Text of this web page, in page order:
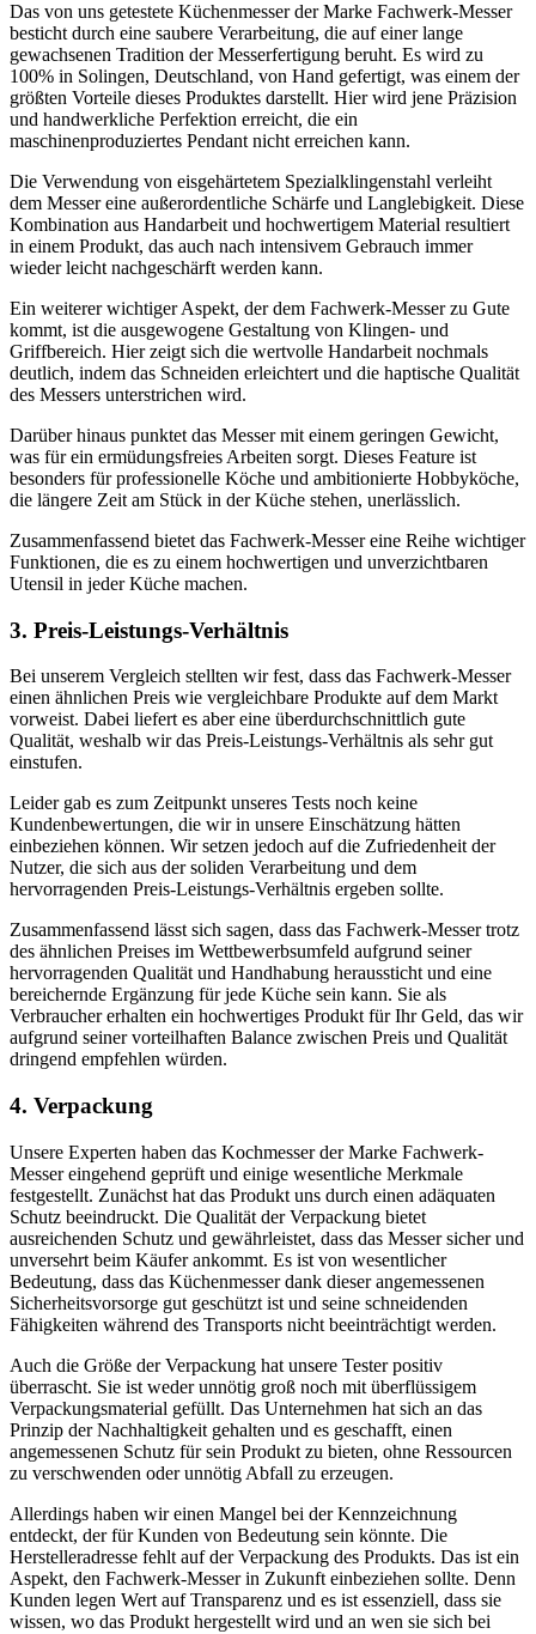
Das von uns getestete Küchenmesser der Marke Fachwerk-Messer
besticht durch eine saubere Verarbeitung, die auf einer lange
gewachsenen Tradition der Messerfertigung beruht. Es wird zu
100% in Solingen, Deutschland, von Hand gefertigt, was einem der
größten Vorteile dieses Produktes darstellt. Hier wird jene Präzision
und handwerkliche Perfektion erreicht, die ein
maschinenproduziertes Pendant nicht erreichen kann.
Die Verwendung von eisgehärtetem Spezialklingenstahl verleiht
dem Messer eine außerordentliche Schärfe und Langlebigkeit. Diese
Kombination aus Handarbeit und hochwertigem Material resultiert
in einem Produkt, das auch nach intensivem Gebrauch immer
wieder leicht nachgeschärft werden kann.
Ein weiterer wichtiger Aspekt, der dem Fachwerk-Messer zu Gute
kommt, ist die ausgewogene Gestaltung von Klingen- und
Griffbereich. Hier zeigt sich die wertvolle Handarbeit nochmals
deutlich, indem das Schneiden erleichtert und die haptische Qualität
des Messers unterstrichen wird.
Darüber hinaus punktet das Messer mit einem geringen Gewicht,
was für ein ermüdungsfreies Arbeiten sorgt. Dieses Feature ist
besonders für professionelle Köche und ambitionierte Hobbyköche,
die längere Zeit am Stück in der Küche stehen, unerlässlich.
Zusammenfassend bietet das Fachwerk-Messer eine Reihe wichtiger
Funktionen, die es zu einem hochwertigen und unverzichtbaren
Utensil in jeder Küche machen.
3. Preis-Leistungs-Verhältnis
Bei unserem Vergleich stellten wir fest, dass das Fachwerk-Messer
einen ähnlichen Preis wie vergleichbare Produkte auf dem Markt
vorweist. Dabei liefert es aber eine überdurchschnittlich gute
Qualität, weshalb wir das Preis-Leistungs-Verhältnis als sehr gut
einstufen.
Leider gab es zum Zeitpunkt unseres Tests noch keine
Kundenbewertungen, die wir in unsere Einschätzung hätten
einbeziehen können. Wir setzen jedoch auf die Zufriedenheit der
Nutzer, die sich aus der soliden Verarbeitung und dem
hervorragenden Preis-Leistungs-Verhältnis ergeben sollte.
Zusammenfassend lässt sich sagen, dass das Fachwerk-Messer trotz
des ähnlichen Preises im Wettbewerbsumfeld aufgrund seiner
hervorragenden Qualität und Handhabung heraussticht und eine
bereichernde Ergänzung für jede Küche sein kann. Sie als
Verbraucher erhalten ein hochwertiges Produkt für Ihr Geld, das wir
aufgrund seiner vorteilhaften Balance zwischen Preis und Qualität
dringend empfehlen würden.
4. Verpackung
Unsere Experten haben das Kochmesser der Marke Fachwerk-
Messer eingehend geprüft und einige wesentliche Merkmale
festgestellt. Zunächst hat das Produkt uns durch einen adäquaten
Schutz beeindruckt. Die Qualität der Verpackung bietet
ausreichenden Schutz und gewährleistet, dass das Messer sicher und
unversehrt beim Käufer ankommt. Es ist von wesentlicher
Bedeutung, dass das Küchenmesser dank dieser angemessenen
Sicherheitsvorsorge gut geschützt ist und seine schneidenden
Fähigkeiten während des Transports nicht beeinträchtigt werden.
Auch die Größe der Verpackung hat unsere Tester positiv
überrascht. Sie ist weder unnötig groß noch mit überflüssigem
Verpackungsmaterial gefüllt. Das Unternehmen hat sich an das
Prinzip der Nachhaltigkeit gehalten und es geschafft, einen
angemessenen Schutz für sein Produkt zu bieten, ohne Ressourcen
zu verschwenden oder unnötig Abfall zu erzeugen.
Allerdings haben wir einen Mangel bei der Kennzeichnung
entdeckt, der für Kunden von Bedeutung sein könnte. Die
Herstelleradresse fehlt auf der Verpackung des Produkts. Das ist ein
Aspekt, den Fachwerk-Messer in Zukunft einbeziehen sollte. Denn
Kunden legen Wert auf Transparenz und es ist essenziell, dass sie
wissen, wo das Produkt hergestellt wird und an wen sie sich bei